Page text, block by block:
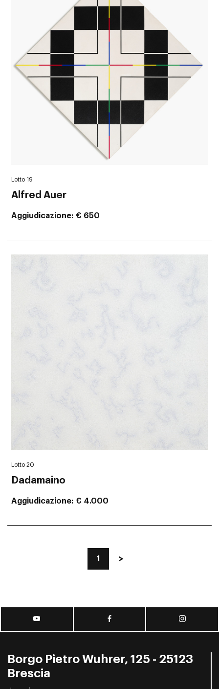
Lotto 19
Alfred Auer
Aggiudicazione € 650
Lotto 20
Dadamaino
Aggiudicazione € 4.000
1
Borgo Pietro Wuhrer, 125 - 25123
Brescia